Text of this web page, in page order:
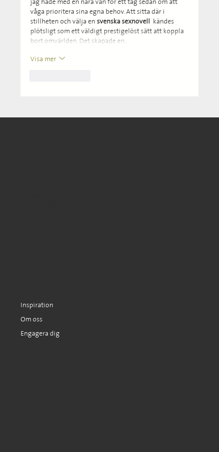
våga prioritera sina egna behov. Att sitta där i
stillheten och välja en svenska sexnovell kändes
plötsligt som ett väldigt prestigelöst sätt att koppla
bort omvärlden. Det skapade en…
Visa mer
Inspiration
Om oss
Engagera dig